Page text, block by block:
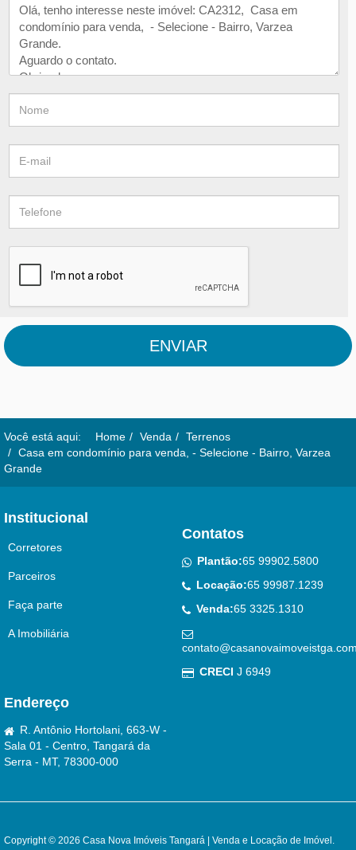
ENVIAR
Você está aqui: Home Venda
Terrenos
Casa em condomínio para venda, - Selecione - Bairro, Varzea
Grande
Institucional
Corretores
Parceiros
Faça parte
A Imobiliária
Contatos
Plantão:65 99902.5800
Locação:65 99987.1239
Venda:65 3325.1310
CRECI J 6949
Endereço
R. Antônio Hortolani, 663-W -
Sala 01 - Centro, Tangará da
Serra - MT, 78300-000
Copyright © 2026 Casa Nova Imóveis Tangará | Venda e Locação de Imóvel.